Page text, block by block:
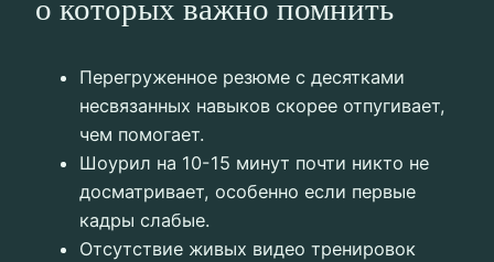
о которых важно помнить
Перегруженное резюме с десятками
несвязанных навыков скорее отпугивает,
чем помогает.
Шоурил на 10-15 минут почти никто не
досматривает, особенно если первые
кадры слабые.
Отсутствие живых видео тренировок